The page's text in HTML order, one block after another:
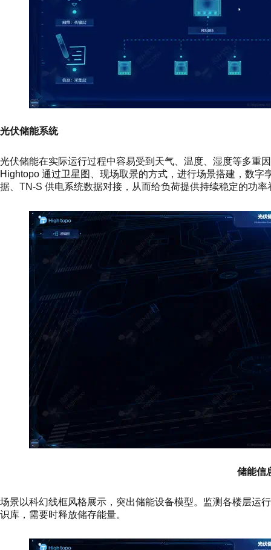
光伏储能系统
光伏储能在实际运行过程中容易受到天气、温度、湿度等多重
Hightopo 通过卫星图、现场取景的方式，进行场景搭建，数
据、TN-S 供电系统数据对接，从而给负荷提供持续稳定的功
储能信
场景以科幻线框风格展示，突出储能设备模型。监测各楼层运
识库，需要时释放储存能量。